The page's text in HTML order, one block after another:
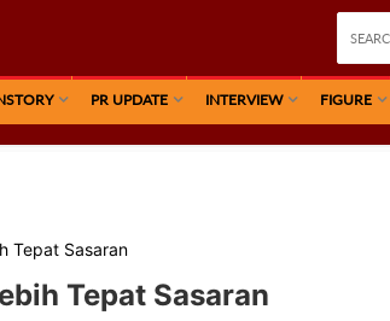
PR UPDATE INTERVIEW FIGURE
Tepat Sasaran
Tepat Sasaran